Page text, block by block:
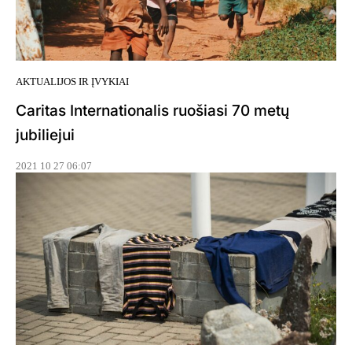
AKTUALIJOS IR ĮVYKIAI
Caritas Internationalis ruošiasi 70 metų
jubiliejui
2021 10 27 06:07